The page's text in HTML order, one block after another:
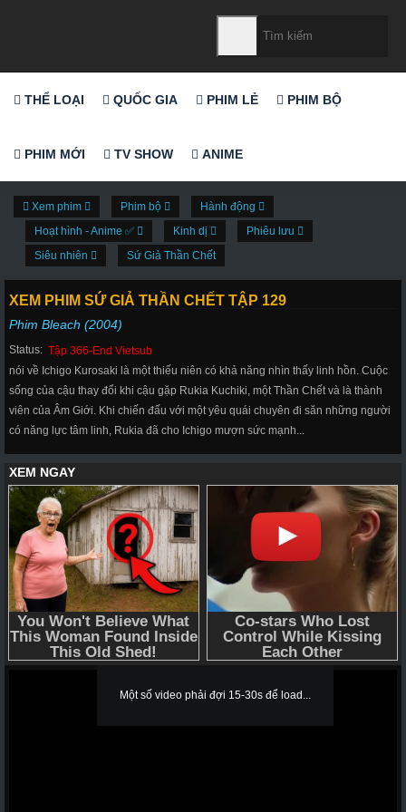
THỂ LOẠI QUỐC GIA PHIM LẺ PHIM BỘ
PHIM MỚI TV SHOW ANIME
Xem phim Phim bộ
Hành động
Hoạt hình - Anime ✅
Kinh dị
Phiêu lưu
Siêu nhiên
Sứ Giả Thần Chết
XEM PHIM SỨ GIẢ THẦN CHẾT TẬP 129
Phim Bleach (2004)
Status: Tập 366-End Vietsub
nói về Ichigo Kurosaki là một thiếu niên có khả năng nhìn thấy linh hồn. Cuộc
sống của cậu thay đổi khi cậu gặp Rukia Kuchiki, một Thần Chết và là thành
viên của Âm Giới. Khi chiến đấu với một yêu quái chuyên đi săn những người
có năng lực tâm linh, Rukia đã cho Ichigo mượn sức mạnh...
Một số video phải đợi 15-30s để load...